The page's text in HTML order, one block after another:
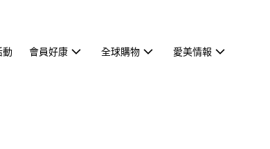
動 會員好康 全球購物 愛美情報